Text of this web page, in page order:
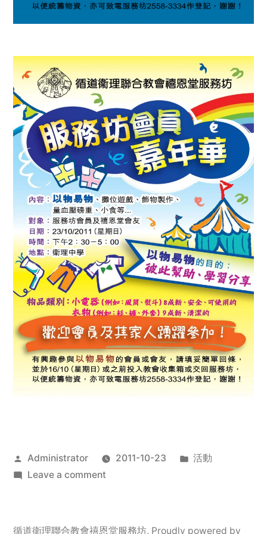
Posted
by
Administrator 2011-10-23
Posted
活動
Leave a commenton
服
循道衛理聯合教會禧恩堂服務坊, Proudly powered by